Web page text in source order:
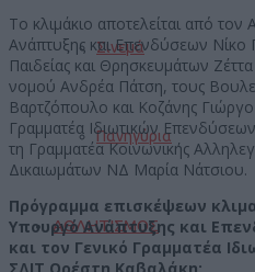
Σινεμά
Πανηγύρια
ΑΘΛΗΤΙΣΜΟΣ
Το κλιμάκιο αποτελείται από
Ανάπτυξης και Επενδύσεων
Παιδείας και Θρησκευμάτων
νομού Ανδρέα Πάτση, τους
Βαρτζόπουλο και Κοζάνης
Γραμματέα Ιδιωτικών
τη Γραμματέα Κοινωνικής
Δικαιωμάτων ΝΔ Μαρία Νάτσιου.
Πρόγραμμα επισκέψεων
Υπουργό Ανάπτυξης και
και τον Γενικό Γραμματέα